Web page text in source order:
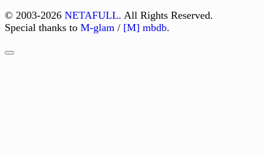
© 2003-2026 NETAFULL. All Rights Reserved.
Special thanks to M-glam / [M] mbdb.